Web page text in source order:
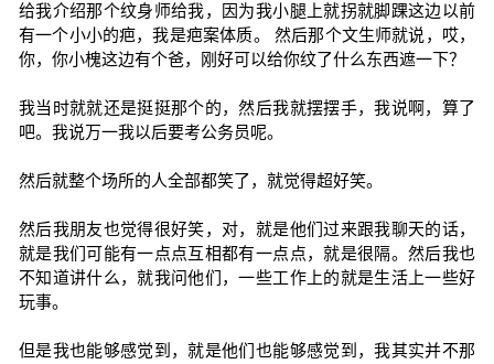
给我介绍那个纹身师给我，因为我小腿上就拐就脚踝这边以前
有一个小小的疤，我是疤案体质。 然后那个文生师就说，哎，
你，你小槐这边有个爸，刚好可以给你纹了什么东西遮一下？
我当时就就还是挺挺那个的，然后我就摆摆手，我说啊，算了
吧。我说万一我以后要考公务员呢。
然后就整个场所的人全部都笑了，就觉得超好笑。
然后我朋友也觉得很好笑，对，就是他们过来跟我聊天的话，
就是我们可能有一点点互相都有一点点，就是很隔。然后我也
不知道讲什么，就我问他们，一些工作上的就是生活上一些好
玩事。
但是我也能够感觉到，就是他们也能够感觉到，我其实并不那